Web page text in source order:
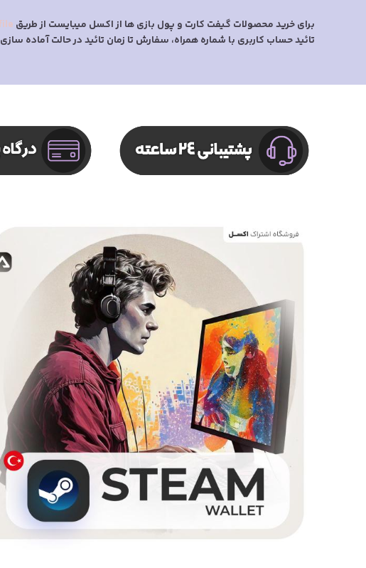
برای خرید محصولات گیفت کارت و پول بازی ها از اکسل میبایست از طریق
تائید حساب کاربری با شماره همراه، سفارش تا زمان تائید در حالت آماده